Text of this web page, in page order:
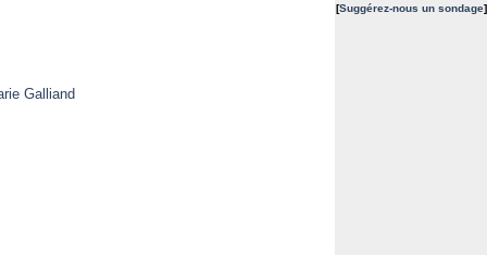
Galliand
[Suggérez-nous un sondage]